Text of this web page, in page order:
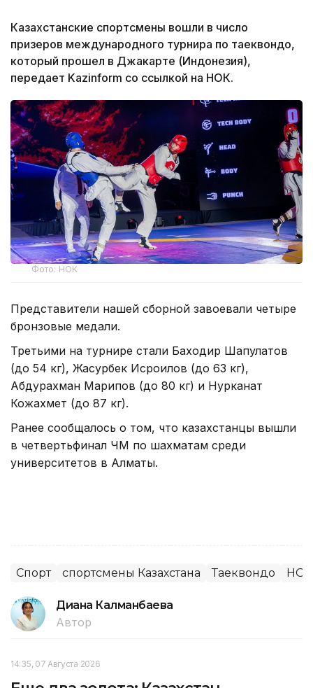
Казахстанские спортсмены вошли в число
призеров международного турнира по таеквондо,
который прошел в Джакарте (Индонезия),
передает Kazinform со ссылкой на НОК.
Фото: НОК
Представители нашей сборной завоевали четыре
бронзовые медали.
Третьими на турнире стали Баходир Шапулатов
(до 54 кг), Жасурбек Исроилов (до 63 кг),
Абдурахман Марипов (до 80 кг) и Нурканат
Кожахмет (до 87 кг).
Ранее сообщалось о том, что казахстанцы вышли
в четвертьфинал ЧМ по шахматам среди
университетов в Алматы.
Спорт спортсмены Казахстана Таеквондо НОК
Диана Калманбаева
Автор
14:35, 07 Августа 2026